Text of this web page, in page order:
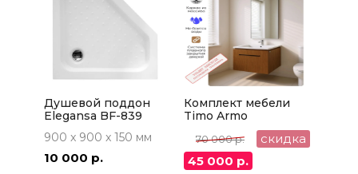
Душевой поддон
Elegansa BF-839
900 x 900 x 150 мм
10 000 р.
Комплект мебели
Timo Armo
70 000 р.
скидка
45 000 р.